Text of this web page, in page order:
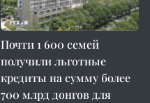
Почти 1 600 семей
получили льготные
кредиты на сумму более
700 млрд донгов для